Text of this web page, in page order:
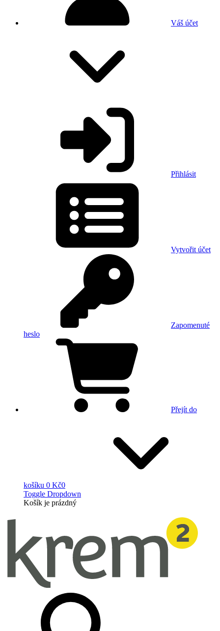
Váš účet
Přihlásit
Vytvořit účet
Zapomenuté
heslo
Přejít do
košíku 0 Kč0
Toggle Dropdown
Košík je prázdný